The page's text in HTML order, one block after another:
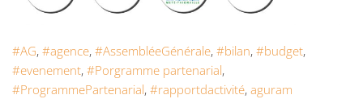
#AG, #agence, #AssembléeGénérale, #bilan, #budget,
#evenement, #Porgramme partenarial,
#ProgrammePartenarial, #rapportdactivité, aguram